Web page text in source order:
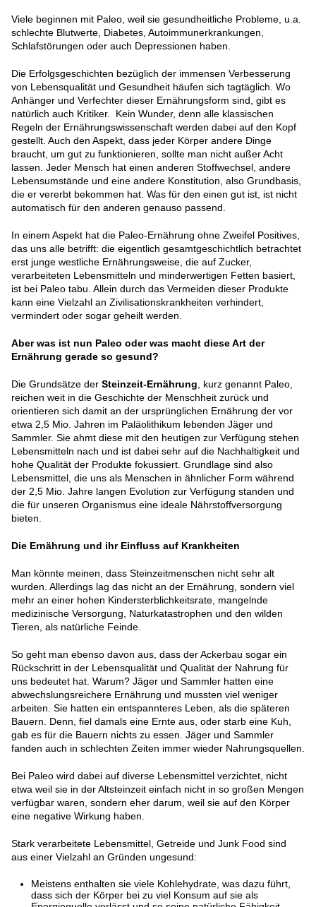
Viele beginnen mit Paleo, weil sie gesundheitliche Probleme, u.a.
schlechte Blutwerte, Diabetes, Autoimmunerkrankungen,
Schlafstörungen oder auch Depressionen haben.
Die Erfolgsgeschichten bezüglich der immensen Verbesserung
von Lebensqualität und Gesundheit häufen sich tagtäglich. Wo
Anhänger und Verfechter dieser Ernährungsform sind, gibt es
natürlich auch Kritiker. Kein Wunder, denn alle klassischen
Regeln der Ernährungswissenschaft werden dabei auf den Kopf
gestellt. Auch den Aspekt, dass jeder Körper andere Dinge
braucht, um gut zu funktionieren, sollte man nicht außer Acht
lassen. Jeder Mensch hat einen anderen Stoffwechsel, andere
Lebensumstände und eine andere Konstitution, also Grundbasis,
die er vererbt bekommen hat. Was für den einen gut ist, ist nicht
automatisch für den anderen genauso passend.
In einem Aspekt hat die Paleo-Ernährung ohne Zweifel Positives,
das uns alle betrifft: die eigentlich gesamtgeschichtlich betrachtet
erst junge westliche Ernährungsweise, die auf Zucker,
verarbeiteten Lebensmitteln und minderwertigen Fetten basiert,
ist bei Paleo tabu. Allein durch das Vermeiden dieser Produkte
kann eine Vielzahl an Zivilisationskrankheiten verhindert,
vermindert oder sogar geheilt werden.
Aber was ist nun Paleo oder was macht diese Art der
Ernährung gerade so gesund?
Die Grundsätze der Steinzeit-Ernährung, kurz genannt Paleo,
reichen weit in die Geschichte der Menschheit zurück und
orientieren sich damit an der ursprünglichen Ernährung der vor
etwa 2,5 Mio. Jahren im Paläolithikum lebenden Jäger und
Sammler. Sie ahmt diese mit den heutigen zur Verfügung stehen
Lebensmitteln nach und ist dabei sehr auf die Nachhaltigkeit und
hohe Qualität der Produkte fokussiert. Grundlage sind also
Lebensmittel, die uns als Menschen in ähnlicher Form während
der 2,5 Mio. Jahre langen Evolution zur Verfügung standen und
die für unseren Organismus eine ideale Nährstoffversorgung
bieten.
Die Ernährung und ihr Einfluss auf Krankheiten
Man könnte meinen, dass Steinzeitmenschen nicht sehr alt
wurden. Allerdings lag das nicht an der Ernährung, sondern viel
mehr an einer hohen Kindersterblichkeitsrate, mangelnde
medizinische Versorgung, Naturkatastrophen und den wilden
Tieren, als natürliche Feinde.
So geht man ebenso davon aus, dass der Ackerbau sogar ein
Rückschritt in der Lebensqualität und Qualität der Nahrung für
uns bedeutet hat. Warum? Jäger und Sammler hatten eine
abwechslungsreichere Ernährung und mussten viel weniger
arbeiten. Sie hatten ein entspannteres Leben, als die späteren
Bauern. Denn, fiel damals eine Ernte aus, oder starb eine Kuh,
gab es für die Bauern nichts zu essen. Jäger und Sammler
fanden auch in schlechten Zeiten immer wieder Nahrungsquellen.
Bei Paleo wird dabei auf diverse Lebensmittel verzichtet, nicht
etwa weil sie in der Altsteinzeit einfach nicht in so großen Mengen
verfügbar waren, sondern eher darum, weil sie auf den Körper
eine negative Wirkung haben.
Stark verarbeitete Lebensmittel, Getreide und Junk Food sind
aus einer Vielzahl an Gründen ungesund:
Meistens enthalten sie viele Kohlehydrate, was dazu führt,
dass sich der Körper bei zu viel Konsum auf sie als